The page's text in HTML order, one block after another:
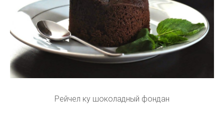
Рейчел ку шоколадный фондан